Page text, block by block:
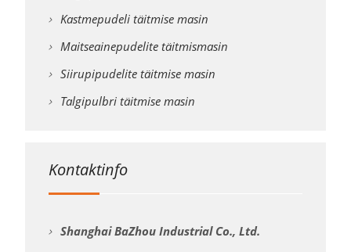
Kastmepudeli täitmise masin
Maitseainepudelite täitmismasin
Siirupipudelite täitmise masin
Talgipulbri täitmise masin
Kontaktinfo
Shanghai BaZhou Industrial Co., Ltd.